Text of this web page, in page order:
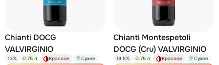
Chianti DOCG
VALVIRGINIO
13% 0.75 л Красное Сухое
Chianti Montespetoli
DOCG (Cru) VALVIRGINIO
13,5% 0.75 л Красное Сухое